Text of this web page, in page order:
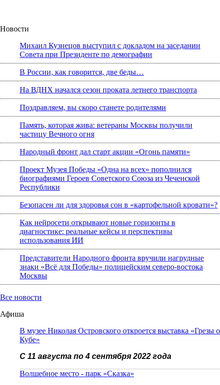
Новости
Михаил Кузнецов выступил с докладом на заседании
Совета при Президенте по демографии
В России, как говорится, две беды…
На ВДНХ начался сезон проката летнего транспорта
Поздравляем, вы скоро станете родителями
Память, которая жива: ветераны Москвы получили
частицу Вечного огня
Народный фронт дал старт акции «Огонь памяти»
Проект Музея Победы «Одна на всех» пополнился
биографиями Героев Советского Союза из Чеченской
Республики
Безопасен ли для здоровья сон в «картофельной кровати»?
Как нейросети открывают новые горизонты в
диагностике: реальные кейсы и перспективы
использования ИИ
Представители Народного фронта вручили нагрудные
знаки «Всё для Победы» полицейским северо-востока
Москвы
Все новости
Афиша
В музее Николая Островского откроется выставка «Грезы о
Кубе»
С 11 августа по 4 сентября 2022 года
Волшебное место - парк «Сказка»